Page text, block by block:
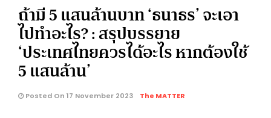
ถ้ามี 5 แสนล้านบาท ‘ธนาธร’ จะเอา
ไปทำอะไร? : สรุปบรรยาย
‘ประเทศไทยควรได้อะไร หากต้องใช้
5 แสนล้าน’
Posted On 17 November 2023 The MATTER